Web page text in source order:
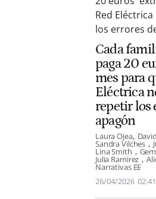
Cada
paga 20
mes para
Eléctrica
repetir los
apagón
Laura Ojea
Sandra Vilches
Lina Smith
Julia Ramirez
Narrativas EE
26/04/2026